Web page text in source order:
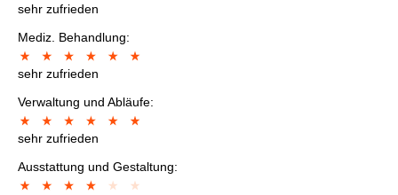
sehr zufrieden
Mediz. Behandlung:
sehr zufrieden
Verwaltung und Abläufe:
sehr zufrieden
Ausstattung und Gestaltung: